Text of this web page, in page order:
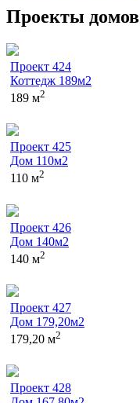
Проекты домов
Проект 424
Коттедж 189м2
189 м2
Проект 425
Дом 110м2
110 м2
Проект 426
Дом 140м2
140 м2
Проект 427
Дом 179,20м2
179,20 м2
Проект 428